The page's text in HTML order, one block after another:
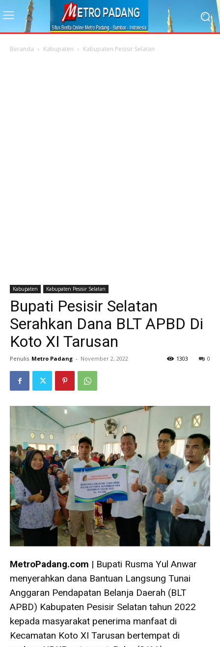
Beranda Kabupaten Kabupaten Pesisir Selatan
Kabupaten Kabupaten Pesisir Selatan
Bupati Pesisir Selatan
Serahkan Dana BLT APBD Di
Koto XI Tarusan
Penulis Metro Padang - November 2, 2022 0
1303
MetroPadang.com | Bupati Rusma Yul Anwar
menyerahkan dana Bantuan Langsung Tunai
Anggaran Pendapatan Belanja Daerah (BLT
APBD) Kabupaten Pesisir Selatan tahun 2022
kepada masyarakat penerima manfaat di
Kecamatan Koto XI Tarusan bertempat di